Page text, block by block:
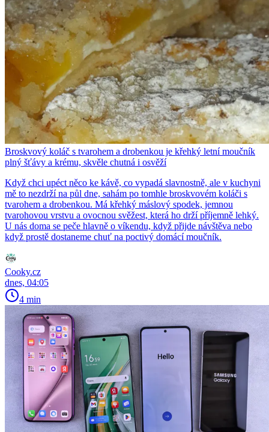
Broskvový koláč s tvarohem a drobenkou je křehký letní moučník
plný šťávy a krému, skvěle chutná i osvěží
Když chci upéct něco ke kávě, co vypadá slavnostně, ale v kuchyni
mě to nezdrží na půl dne, sahám po tomhle broskvovém koláči s
tvarohem a drobenkou. Má křehký máslový spodek, jemnou
tvarohovou vrstvu a ovocnou svěžest, která ho drží příjemně lehký.
U nás doma se peče hlavně o víkendu, když přijde návštěva nebo
když prostě dostaneme chuť na poctivý domácí moučník.
Cooky.cz
dnes, 04:05
4 min